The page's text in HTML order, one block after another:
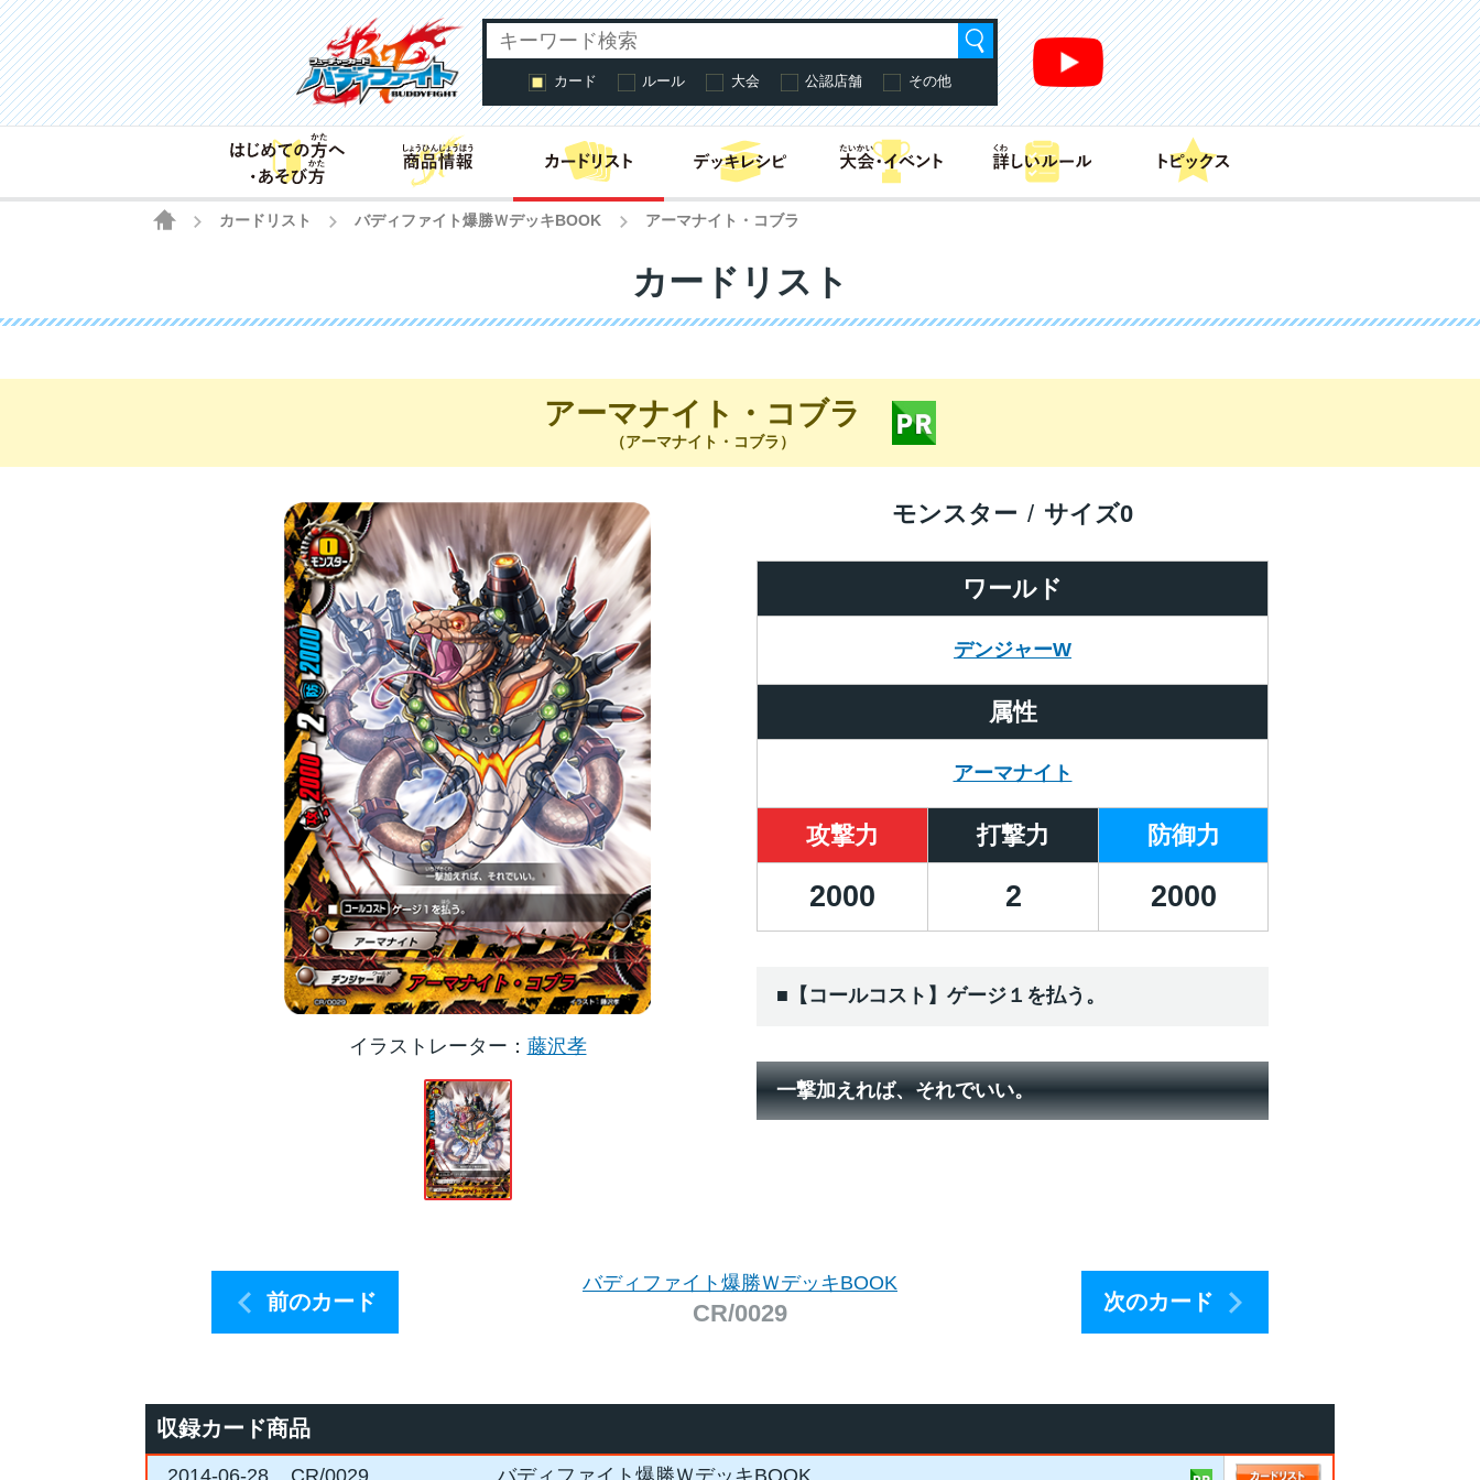
カード ルール 大会 公認店舗 その他
はじめての方へ・あそび方商品情報 カードリスト
HOME
カードリスト バディファイト爆勝ＷデッキBOOK アーマナイト・コブラ
カードリスト
アーマナイト・コブラ
（アーマナイト・コブラ）
イラストレーター 藤沢孝
ワールド
デンジャーW
モンスター サイズ0
属性
アーマナイト
攻撃力 打撃力 防御力
2000 2 2000
■【コールコスト】ゲージ１を払う。
一撃加えれば、それでいい。
前のカード
バディファイト爆勝ＷデッキBOOK
CR/0029 次のカード
収録カード商品
2014-06-28 CR/0029 バディファイト爆勝ＷデッキBOOK